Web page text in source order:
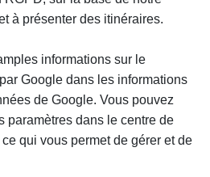
à présenter des itinéraires.
informations sur le
Google dans les informations
de Google. Vous pouvez
paramètres dans le centre de
qui vous permet de gérer et de